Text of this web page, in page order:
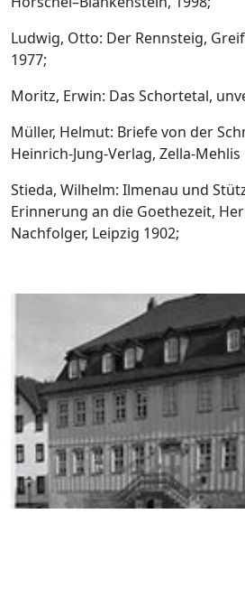
Ludwig, Otto: Der Rennsteig,
1977;
Moritz, Erwin: Das Schortetal,
Müller, Helmut: Briefe von der
Heinrich-Jung-Verlag, Zella-Mehlis
Stieda, Wilhelm: Ilmenau und
Erinnerung an die Goethezeit,
Nachfolger, Leipzig 1902;